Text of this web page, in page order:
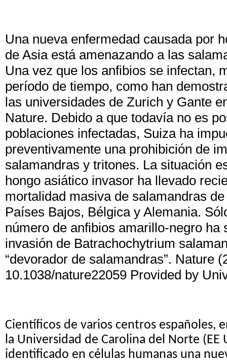
Una nueva enfermedad causada por
de Asia está amenazando a las
Una vez que los anfibios se infectan,
período de tiempo, como han
las universidades de Zurich y Gante
Nature. Debido a que todavía no es
poblaciones infectadas, Suiza ha
preventivamente una prohibición de
salamandras y tritones. La situación
hongo asiático invasor ha llevado
mortalidad masiva de salamandras
Países Bajos, Bélgica y Alemania.
número de anfibios amarillo-negro ha
invasión de Batrachochytrium
“devorador de salamandras”. Nature
10.1038/nature22059 Provided by
Científicos de varios centros españoles,
la Universidad de Carolina del Norte (EE
identificado en células humanas una